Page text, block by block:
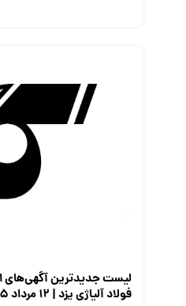
لیست جدیدترین آگهی‌های
فولاد آلیاژی یزد | ۱۲ مرداد ۱۴۰۵